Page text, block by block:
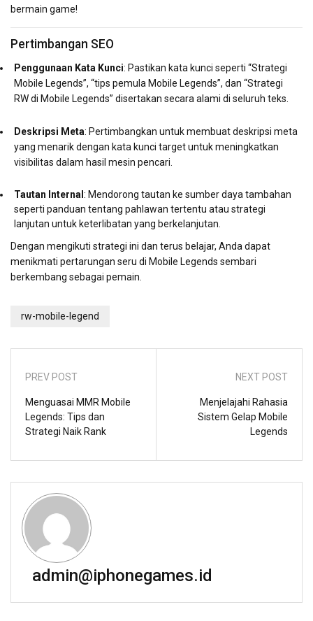
bermain game!
Pertimbangan SEO
Penggunaan Kata Kunci: Pastikan kata kunci seperti “Strategi
Mobile Legends”, “tips pemula Mobile Legends”, dan “Strategi
RW di Mobile Legends” disertakan secara alami di seluruh teks.
Deskripsi Meta: Pertimbangkan untuk membuat deskripsi meta
yang menarik dengan kata kunci target untuk meningkatkan
visibilitas dalam hasil mesin pencari.
Tautan Internal : Mendorong tautan ke sumber daya tambahan
seperti panduan tentang pahlawan tertentu atau strategi
lanjutan untuk keterlibatan yang berkelanjutan.
Dengan mengikuti strategi ini dan terus belajar, Anda dapat
menikmati pertarungan seru di Mobile Legends sembari
berkembang sebagai pemain.
rw-mobile-legend
PREV POST
Menguasai MMR Mobile
Legends: Tips dan
Strategi Naik Rank
NEXT POST
Menjelajahi Rahasia
Sistem Gelap Mobile
Legends
admin@iphonegames.id